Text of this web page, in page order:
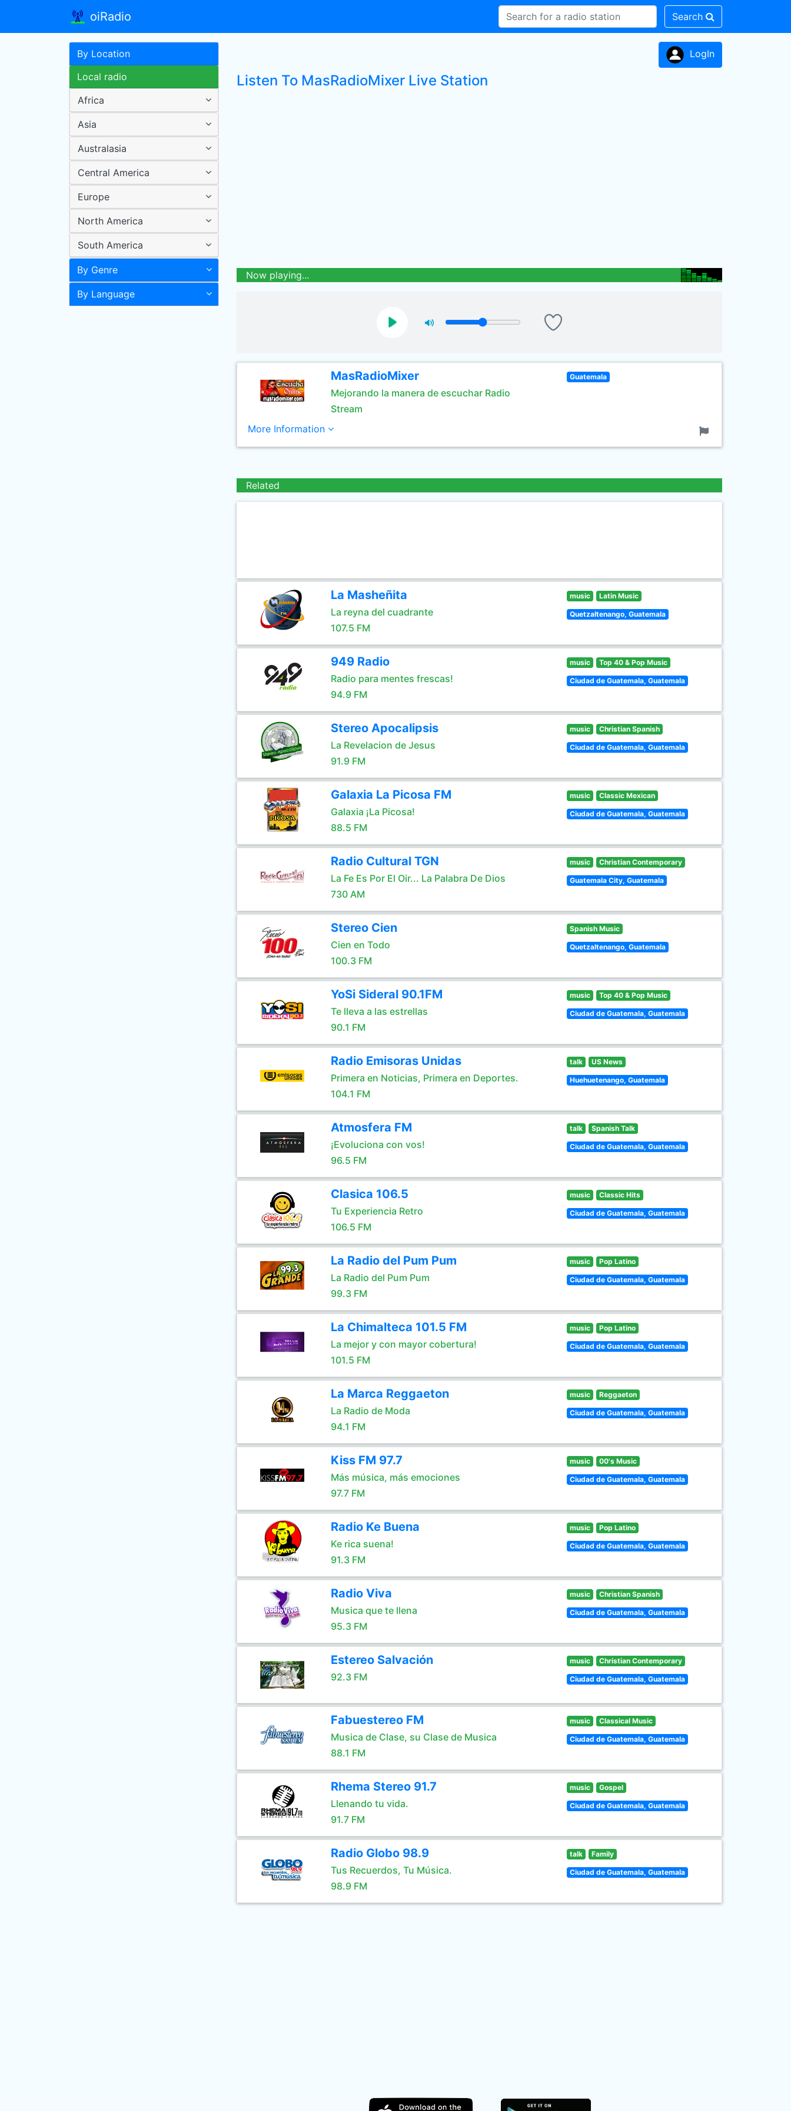
oiRadio Search
By Location
Local radio
Africa
Asia
Australasia
Central America
Europe
North America
South America
By Genre
By Language
LogIn
Listen To MasRadioMixer Live Station
Now playing...
MasRadioMixer
Mejorando la manera de escuchar Radio
Stream
Guatemala
More Information
Related
La Masheñita
La reyna del cuadrante
107.5 FM
music Latin Music
Quetzaltenango, Guatemala
949 Radio
Radio para mentes frescas!
94.9 FM
music Top 40 & Pop Music
Ciudad de Guatemala, Guatemala
Stereo Apocalipsis
La Revelacion de Jesus
91.9 FM
music Christian Spanish
Ciudad de Guatemala, Guatemala
Galaxia La Picosa FM
Galaxia ¡La Picosa!
88.5 FM
music Classic Mexican
Ciudad de Guatemala, Guatemala
Radio Cultural TGN
La Fe Es Por El Oir... La Palabra De Dios
730 AM
music Christian Contemporary
Guatemala City, Guatemala
Stereo Cien
Cien en Todo
100.3 FM
Spanish Music
Quetzaltenango, Guatemala
YoSi Sideral 90.1FM
Te lleva a las estrellas
90.1 FM
music Top 40 & Pop Music
Ciudad de Guatemala, Guatemala
Radio Emisoras Unidas
Primera en Noticias, Primera en Deportes.
104.1 FM
talk US News
Huehuetenango, Guatemala
Atmosfera FM
¡Evoluciona con vos!
96.5 FM
talk Spanish Talk
Ciudad de Guatemala, Guatemala
Clasica 106.5
Tu Experiencia Retro
106.5 FM
music Classic Hits
Ciudad de Guatemala, Guatemala
La Radio del Pum Pum
La Radio del Pum Pum
99.3 FM
music Pop Latino
Ciudad de Guatemala, Guatemala
La Chimalteca 101.5 FM
La mejor y con mayor cobertura!
101.5 FM
music Pop Latino
Ciudad de Guatemala, Guatemala
La Marca Reggaeton
La Radio de Moda
94.1 FM
music Reggaeton
Ciudad de Guatemala, Guatemala
Kiss FM 97.7
Más música, más emociones
97.7 FM
music 00's Music
Ciudad de Guatemala, Guatemala
Radio Ke Buena
Ke rica suena!
91.3 FM
music Pop Latino
Ciudad de Guatemala, Guatemala
Radio Viva
Musica que te llena
95.3 FM
music Christian Spanish
Ciudad de Guatemala, Guatemala
Estereo Salvación
92.3 FM
music Christian Contemporary
Ciudad de Guatemala, Guatemala
Fabuestereo FM
Musica de Clase, su Clase de Musica
88.1 FM
music Classical Music
Ciudad de Guatemala, Guatemala
Rhema Stereo 91.7
Llenando tu vida.
91.7 FM
music Gospel
Ciudad de Guatemala, Guatemala
Radio Globo 98.9
Tus Recuerdos, Tu Música.
98.9 FM
talk Family
Ciudad de Guatemala, Guatemala